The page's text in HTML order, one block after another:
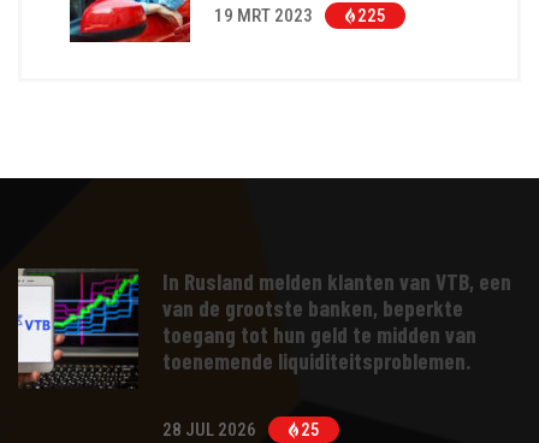
19 MRT 2023 225
In Rusland melden klanten van VTB, een
van de grootste banken, beperkte
toegang tot hun geld te midden van
toenemende liquiditeitsproblemen.
28 JUL 2026 25